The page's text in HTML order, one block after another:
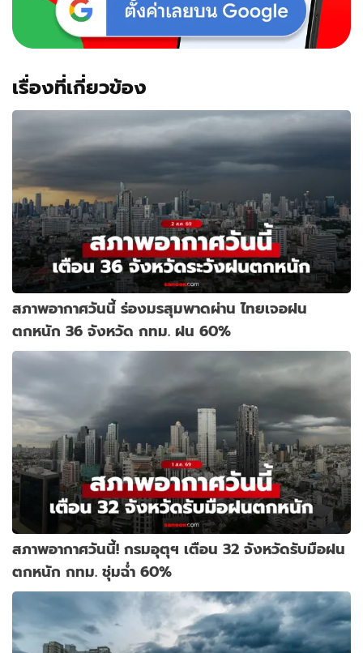
เรื่องที่เกี่ยวข้อง
สภาพอากาศวันนี้ ร่องมรสุมพาดผ่าน ไทยเจอฝน
ตกหนัก 36 จังหวัด กทม. ฝน 60%
สภาพอากาศวันนี้! กรมอุตุฯ เตือน 32 จังหวัดรับมือฝน
ตกหนัก กทม. ชุ่มฉ่ำ 60%